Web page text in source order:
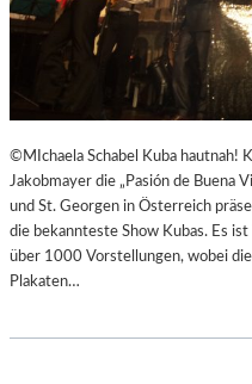
©MIchaela Schabel Kuba hautnah!
Jakobmayer die „Pasión de Buena
und St. Georgen in Österreich
die bekannteste Show Kubas. Es
über 1000 Vorstellungen, wobei
Plakaten…